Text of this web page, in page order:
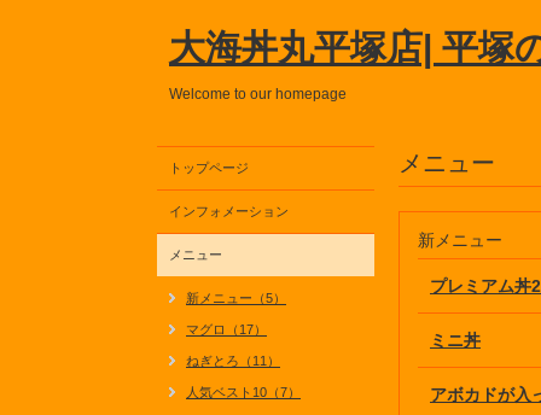
大海丼丸平塚店| 平塚
Welcome to our homepage
メニュー
新メニュー
プレミアム丼2
ミニ丼
アボカドが入
トップページ
インフォメーション
メニュー
新メニュー（5）
マグロ（17）
ねぎとろ（11）
人気ベスト10（7）